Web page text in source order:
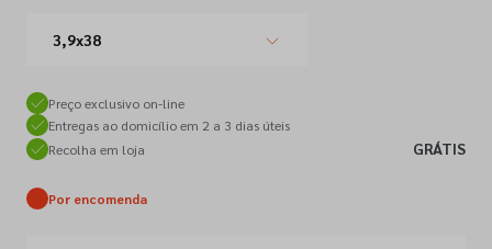
3,9x38
Preço exclusivo on-line
Entregas ao domicílio em 2 a 3 dias úteis
Recolha em loja
GRÁTIS
Por encomenda